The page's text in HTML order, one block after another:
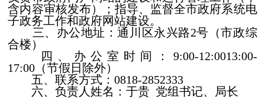
含内容审核发布）；指导、监督全市政府系统电
子政务工作和政府网站建设。
三、办公地址：通川区永兴路2号（市政综
合楼）
四、办公室时间：9:00-12:0013:00-
17:00（节假日除外）
五、联系方式：0818-2852333
六、负责人姓名：于贵 党组书记、局长